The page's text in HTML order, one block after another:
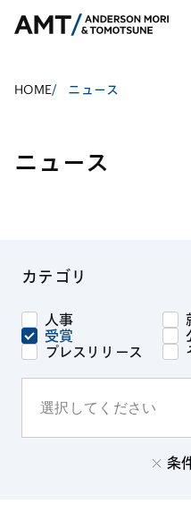
HOME/ ニュース
ニュース
カテゴリ
人事
受賞
プレスリリース
条